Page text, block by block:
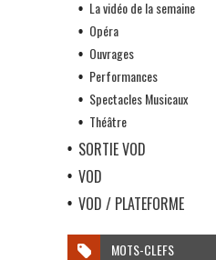
La vidéo de la semaine
Opéra
Ouvrages
Performances
Spectacles Musicaux
Théâtre
SORTIE VOD
VOD
VOD / PLATEFORME
MOTS-CLEFS